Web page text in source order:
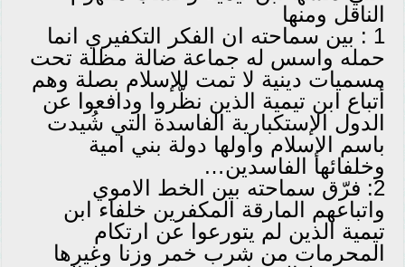
الناقل ومنها
1 : بين سماحته ان الفكر التكفيري انما
حمله واسس له جماعة ضالة مظلة تحت
مسميات دينية لا تمت للإسلام بصلة وهم
أتباع ابن تيمية الذين نظّروا ودافعوا عن
الدول الإستكبارية الفاسدة التي شُيدت
باسم الإسلام واولها دولة بني امية
وخلفائها الفاسدين…
2: فرّق سماحته بين الخط الاموي
واتباعهم المارقة المكفرين خلفاء ابن
تيمية الذين لم يتورعوا عن ارتكام
المحرمات من شرب خمر وزنا وغيرها